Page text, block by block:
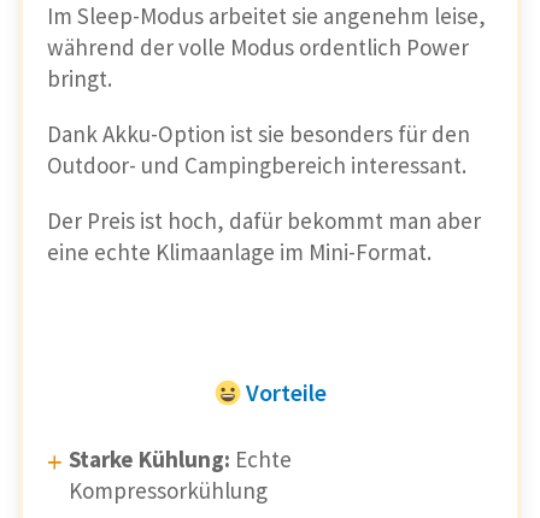
Im Sleep-Modus arbeitet sie angenehm leise,
während der volle Modus ordentlich Power
bringt.
Dank Akku-Option ist sie besonders für den
Outdoor- und Campingbereich interessant.
Der Preis ist hoch, dafür bekommt man aber
eine echte Klimaanlage im Mini-Format.
Vorteile
Starke Kühlung: Echte
Kompressorkühlung